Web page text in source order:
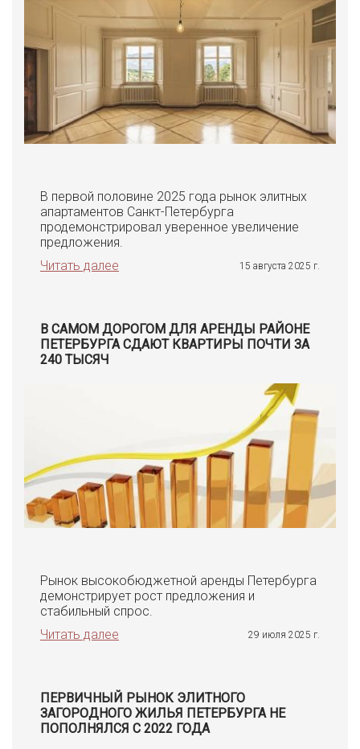
В первой половине 2025 года рынок элитных
апартаментов Санкт-Петербурга
продемонстрировал уверенное увеличение
предложения.
Читать далее
15 августа 2025 г.
В САМОМ ДОРОГОМ ДЛЯ АРЕНДЫ РАЙОНЕ
ПЕТЕРБУРГА СДАЮТ КВАРТИРЫ ПОЧТИ ЗА
240 ТЫСЯЧ
Рынок высокобюджетной аренды Петербурга
демонстрирует рост предложения и
стабильный спрос.
Читать далее
29 июля 2025 г.
ПЕРВИЧНЫЙ РЫНОК ЭЛИТНОГО
ЗАГОРОДНОГО ЖИЛЬЯ ПЕТЕРБУРГА НЕ
ПОПОЛНЯЛСЯ С 2022 ГОДА